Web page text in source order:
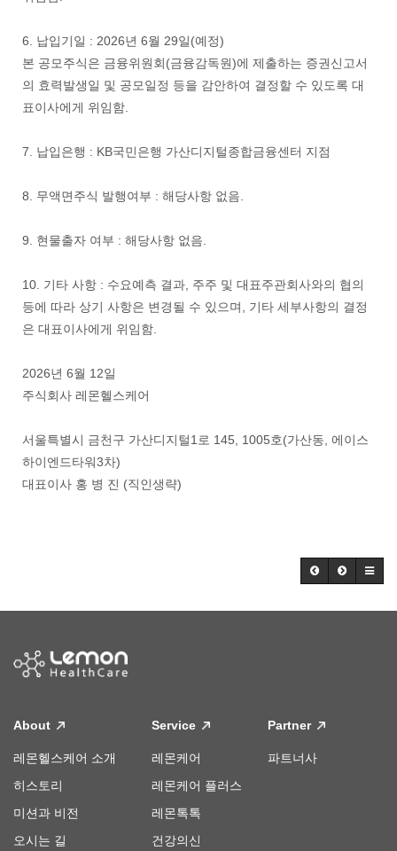
6. 납입기일 : 2026년 6월 29일(예정)
본 공모주식은 금융위원회(금융감독원)에 제출하는 증권신고서
의 효력발생일 및 공모일정 등을 감안하여 결정할 수 있도록 대
표이사에게 위임함.
7. 납입은행 : KB국민은행 가산디지털종합금융센터 지점
8. 무액면주식 발행여부 : 해당사항 없음.
9. 현물출자 여부 : 해당사항 없음.
10. 기타 사항 : 수요예측 결과, 주주 및 대표주관회사와의 협의
등에 따라 상기 사항은 변경될 수 있으며, 기타 세부사항의 결정
은 대표이사에게 위임함.
2026년 6월 12일
주식회사 레몬헬스케어
서울특별시 금천구 가산디지털1로 145, 1005호(가산동, 에이스
하이엔드타워3차)
대표이사 홍 병 진 (직인생략)
About
레몬헬스케어 소개
히스토리
미션과 비전
오시는 길
Service
레몬케어
레몬케어 플러스
레몬톡톡
건강의신
Partner
파트너사